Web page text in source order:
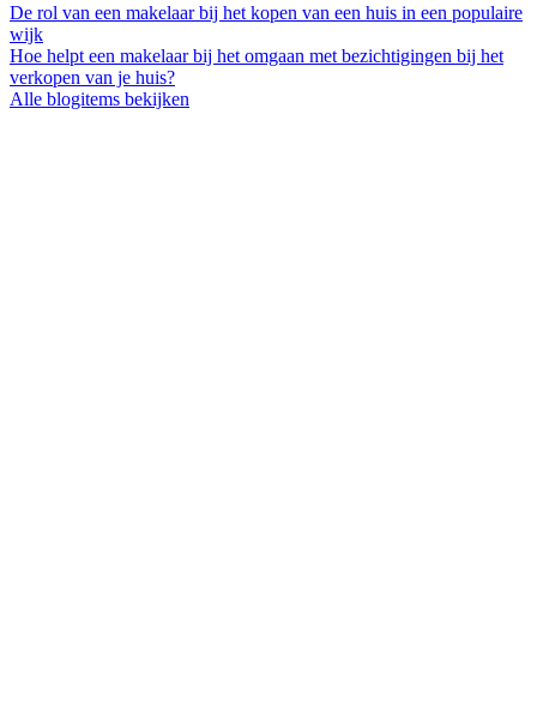
De rol van een makelaar bij het kopen van een huis in een populaire
wijk
Hoe helpt een makelaar bij het omgaan met bezichtigingen bij het
verkopen van je huis?
Alle blogitems bekijken